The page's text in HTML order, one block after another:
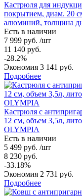
Кастрюля для
покрытием, диам. 20
алюминий, толщина
Есть в наличии
7 999 руб. /шт
11 140 руб.
-28.2%
Экономия 3 141 руб.
Подробнее
Кастрюля с
12 см, объем 3,5л,
OLYMPIA
Есть в наличии
5 499 руб. /шт
8 230 руб.
-33.18%
Экономия 2 731 руб.
Подробнее